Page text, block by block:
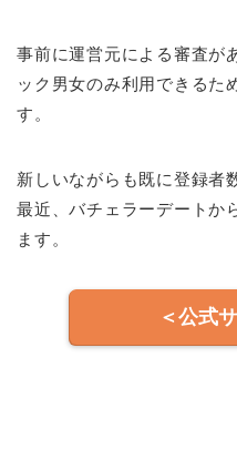
事前に運営元による審査が
ック男女のみ利用できるた
す。
新しいながらも既に登録者
最近、バチェラーデートか
ます。
＜公式